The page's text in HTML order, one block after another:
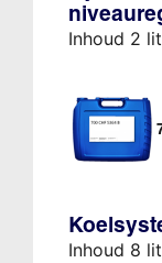
Inhoud 2
Inhoud 8